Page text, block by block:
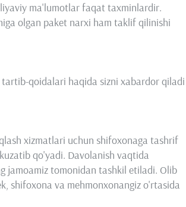
ma'lumotlar faqat taxminlardir.
olgan paket narxi ham taklif qilinishi
qoidalari haqida sizni xabardor qiladi
xizmatlari uchun shifoxonaga tashrif
qo'yadi. Davolanish vaqtida
jamoamiz tomonidan tashkil etiladi. Olib
shifoxona va mehmonxonangiz o'rtasida